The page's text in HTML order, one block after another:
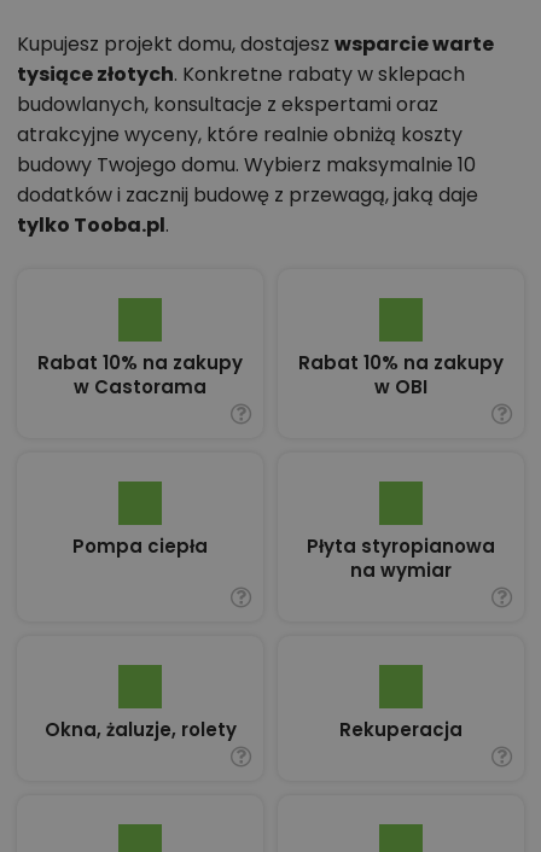
Kupujesz projekt domu, dostajesz wsparcie warte
tysiące złotych. Konkretne rabaty w sklepach
budowlanych, konsultacje z ekspertami oraz
atrakcyjne wyceny, które realnie obniżą koszty
budowy Twojego domu. Wybierz maksymalnie 10
dodatków i zacznij budowę z przewagą, jaką daje
tylko Tooba.pl.
Rabat 10% na zakupy
w Castorama
Rabat 10% na zakupy
w OBI
Pompa ciepła
Płyta styropianowa
na wymiar
Okna, żaluzje, rolety Rekuperacja